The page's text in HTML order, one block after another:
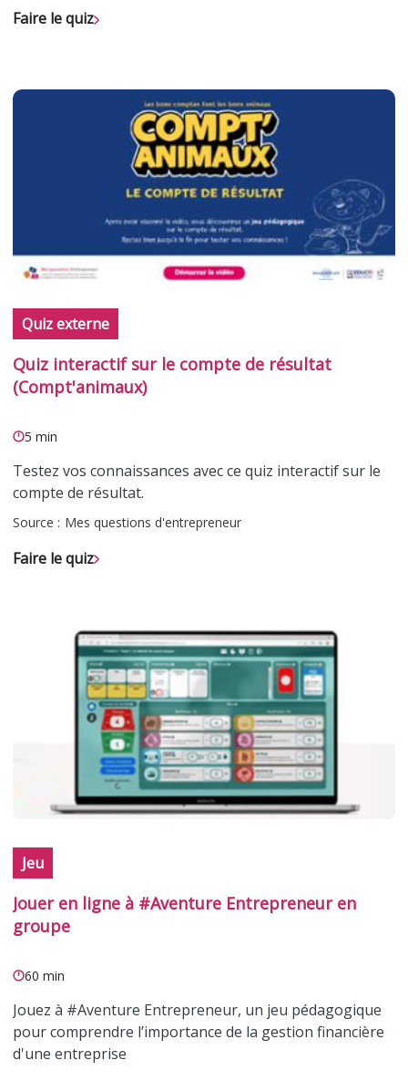
Faire le quiz
Quiz interactif sur le compte de résultat
(Compt'animaux)
Quiz externe
5 min
Testez vos connaissances avec ce quiz interactif sur le
compte de résultat.
Source : Mes questions d'entrepreneur
Faire le quiz
Jouer en ligne à #Aventure Entrepreneur en
groupe
Jeu
60 min
Jouez à #Aventure Entrepreneur, un jeu pédagogique
pour comprendre l’importance de la gestion financière
d'une entreprise